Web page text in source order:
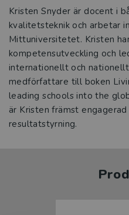
Kristen Snyder är docent i
kvalitetsteknik och arbetar
Mittuniversitetet. Kristen
kompetensutveckling och
internationellt och
medförfattare till boken
leading schools into the
är Kristen främst
resultatstyrning.